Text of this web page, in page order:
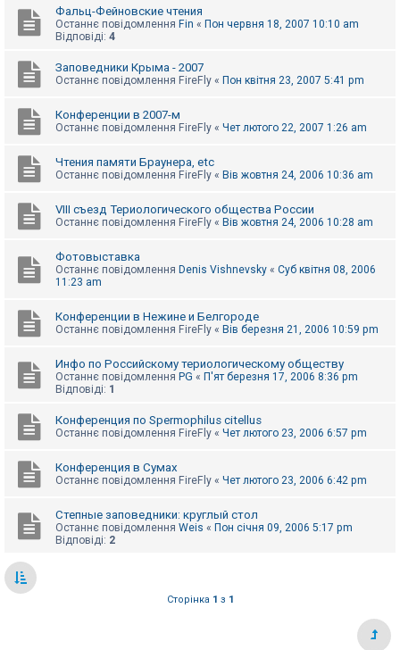
Фальц-Фейновские чтения
Останнє повідомлення Fin « Пон червня 18, 2007 10:10 am
Відповіді: 4
Заповедники Крыма - 2007
Останнє повідомлення FireFly « Пон квітня 23, 2007 5:41 pm
Конференции в 2007-м
Останнє повідомлення FireFly « Чет лютого 22, 2007 1:26 am
Чтения памяти Браунера, etc
Останнє повідомлення FireFly « Вів жовтня 24, 2006 10:36 am
VIII съезд Териологического общества России
Останнє повідомлення FireFly « Вів жовтня 24, 2006 10:28 am
Фотовыставка
Останнє повідомлення Denis Vishnevsky « Суб квітня 08, 2006
11:23 am
Конференции в Нежине и Белгороде
Останнє повідомлення FireFly « Вів березня 21, 2006 10:59 pm
Инфо по Российскому териологическому обществу
Останнє повідомлення PG « П'ят березня 17, 2006 8:36 pm
Відповіді: 1
Конференция по Spermophilus citellus
Останнє повідомлення FireFly « Чет лютого 23, 2006 6:57 pm
Конференция в Сумах
Останнє повідомлення FireFly « Чет лютого 23, 2006 6:42 pm
Степные заповедники: круглый стол
Останнє повідомлення Weis « Пон січня 09, 2006 5:17 pm
Відповіді: 2
Сторінка 1 з 1